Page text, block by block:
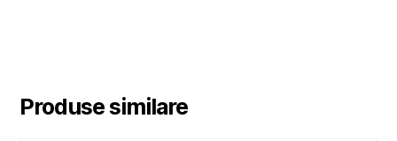
Produse similare